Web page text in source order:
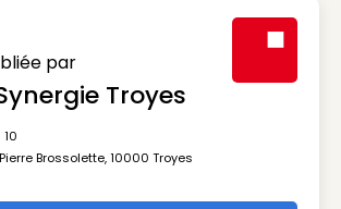
par
Troyes
Brossolette,10000 Troyes